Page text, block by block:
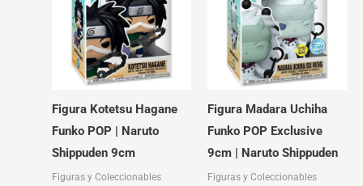
Figura Kotetsu Hagane
Funko POP | Naruto
Shippuden 9cm
Figuras y Coleccionables
Figura Madara Uchiha
Funko POP Exclusive
9cm | Naruto Shippuden
Figuras y Coleccionables